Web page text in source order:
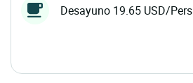
Desayuno 19.65 USD/Pers